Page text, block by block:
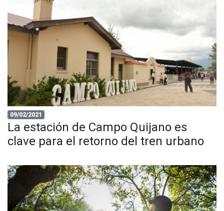
09/02/2021
La estación de Campo Quijano es
clave para el retorno del tren urbano